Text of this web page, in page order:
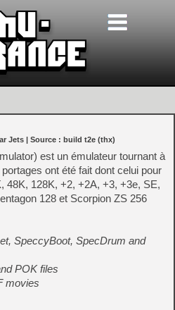
Jets | Source : build t2e (thx)
est un émulateur tournant à
ont été fait dont celui pour
48K, 128K, +2, +2A, +3, +3e, SE,
128 et Scorpion ZS 256
SpeccyBoot, SpecDrum and
POK files
movies